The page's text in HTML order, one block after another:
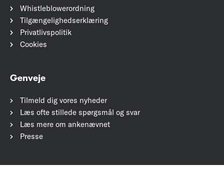
Whistleblowerordning
Tilgængelighedserklæring
Privatlivspolitik
Cookies
Genveje
Tilmeld dig vores nyheder
Læs ofte stillede spørgsmål og svar
Læs mere om ankenævnet
Presse